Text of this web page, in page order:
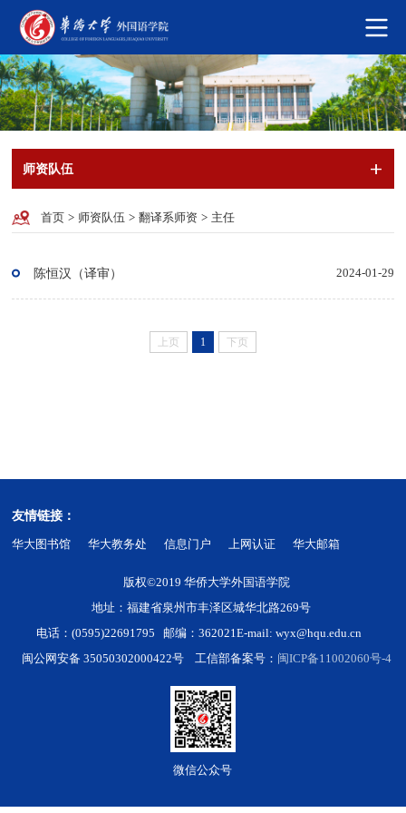
师资队伍
首页 > 师资队伍 > 翻译系师资 > 主任
2024-01-29
陈恒汉（译审）
上页 1 下页
友情链接：
华大图书馆 华大教务处 信息门户 上网认证 华大邮箱
版权©2019 华侨大学外国语学院
地址：福建省泉州市丰泽区城华北路269号
电话：(0595)22691795 邮编：362021E-mail: wyx@hqu.edu.cn
闽公网安备 35050302000422号 工信部备案号： 闽ICP备11002060号-4
微信公众号